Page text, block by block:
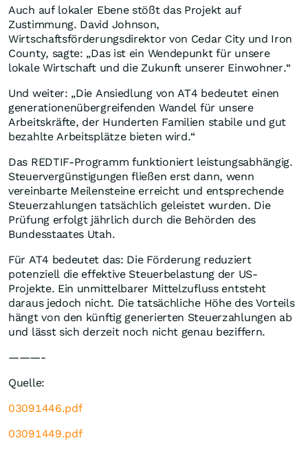
Auch auf lokaler Ebene stößt das Projekt auf
Zustimmung. David Johnson,
Wirtschaftsförderungsdirektor von Cedar City und Iron
County, sagte: „Das ist ein Wendepunkt für unsere
lokale Wirtschaft und die Zukunft unserer Einwohner.“
Und weiter: „Die Ansiedlung von AT4 bedeutet einen
generationenübergreifenden Wandel für unsere
Arbeitskräfte, der Hunderten Familien stabile und gut
bezahlte Arbeitsplätze bieten wird.“
Das REDTIF-Programm funktioniert leistungsabhängig.
Steuervergünstigungen fließen erst dann, wenn
vereinbarte Meilensteine erreicht und entsprechende
Steuerzahlungen tatsächlich geleistet wurden. Die
Prüfung erfolgt jährlich durch die Behörden des
Bundesstaates Utah.
Für AT4 bedeutet das: Die Förderung reduziert
potenziell die effektive Steuerbelastung der US-
Projekte. Ein unmittelbarer Mittelzufluss entsteht
daraus jedoch nicht. Die tatsächliche Höhe des Vorteils
hängt von den künftig generierten Steuerzahlungen ab
und lässt sich derzeit noch nicht genau beziffern.
———-
Quelle:
03091446.pdf
03091449.pdf